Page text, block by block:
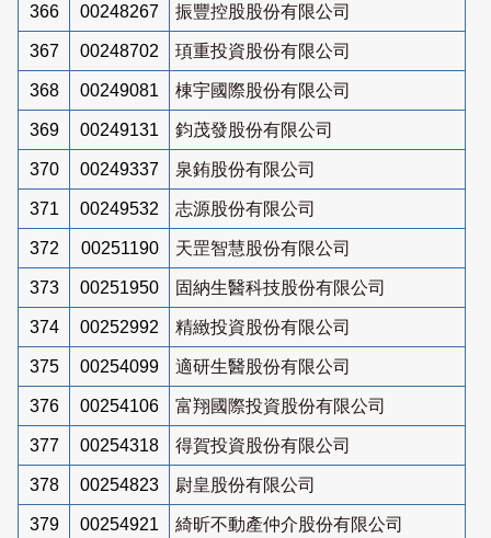
366 00248267 振豐控股股份有限公司
367 00248702 頊重投資股份有限公司
368 00249081 棟宇國際股份有限公司
369 00249131 鈞茂發股份有限公司
370 00249337 泉銪股份有限公司
371 00249532 志源股份有限公司
372 00251190 天罡智慧股份有限公司
373 00251950 固納生醫科技股份有限公司
374 00252992 精緻投資股份有限公司
375 00254099 適研生醫股份有限公司
376 00254106 富翔國際投資股份有限公司
377 00254318 得賀投資股份有限公司
378 00254823 尉皇股份有限公司
379 00254921 綺昕不動產仲介股份有限公司